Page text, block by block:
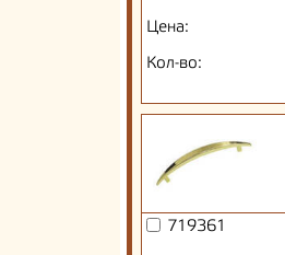
Цена:
Кол-во:
719361